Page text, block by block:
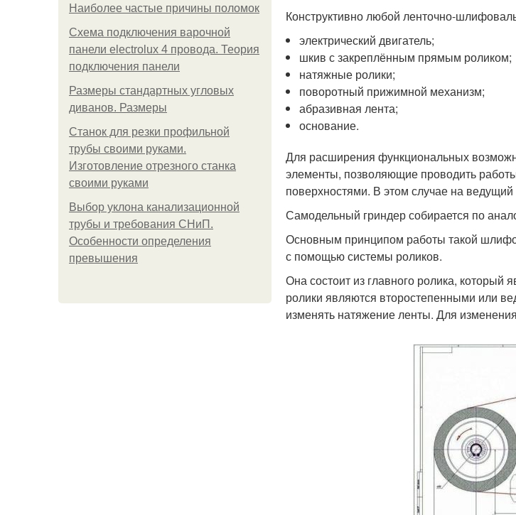
Наиболее частые причины поломок
Схема подключения варочной
панели electrolux 4 провода. Теория
подключения панели
Размеры стандартных угловых
диванов. Размеры
Станок для резки профильной
трубы своими руками.
Изготовление отрезного станка
своими руками
Выбор уклона канализационной
трубы и требования СНиП.
Особенности определения
превышения
Конструктивно любой ленточно-
электрический двигатель;
шкив с закреплённым прямым роликом;
натяжные ролики;
поворотный прижимной механизм;
абразивная лента;
основание.
Для расширения функциональных
элементы, позволяющие проводить
поверхностями. В этом случае на
Самодельный гриндер собирается по
Основным принципом работы такой
с помощью системы роликов.
Она состоит из главного ролика, который
ролики являются второстепенными или
изменять натяжение ленты. Для